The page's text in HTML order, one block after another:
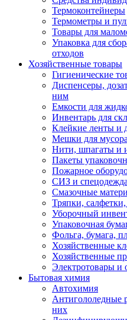
Термоконтейнеры
Термометры и
Товары для
Упаковка для
отходов
Хозяйственные товары
Гигиенические
Диспенсеры,
ним
Емкости для
Инвентарь для
Клейкие ленты и
Мешки для мусора
Нити, шпагаты и
Пакеты
Пожарное
СИЗ и спецодежда
Смазочные
Тряпки,
Уборочный
Упаковочная
Фольга, бумага,
Хозяйственные
Хозяйственные
Электротовары и
Бытовая химия
Автохимия
Антигололедные
них